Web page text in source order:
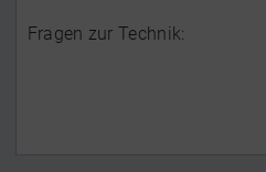
Fragen zur Technik: